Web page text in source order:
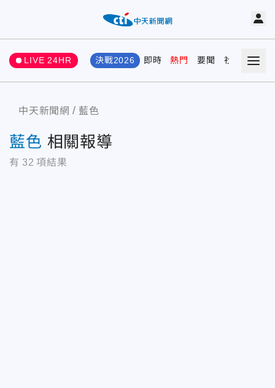
LIVE 24HR 決戰2026 即時 熱門 要聞 社會 娛樂
中天新聞網 藍色
藍色 相關報導
有 32 項結果